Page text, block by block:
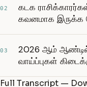
02
கடக
கவனமாக இருக்க
03
2026 ஆம் ஆண்டில்
வாய்ப்புகள்
Full Transcript —